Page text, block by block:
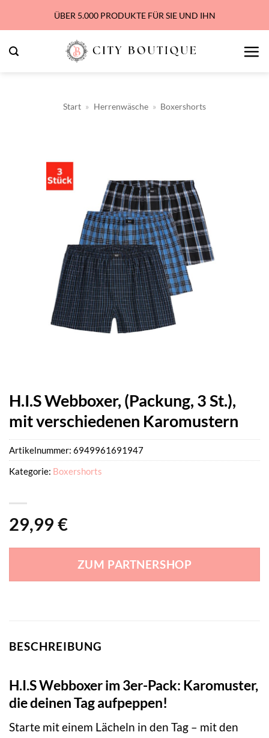
springen
ÜBER 5.000 PRODUKTE FÜR SIE UND IHN
Start » Herrenwäsche » Boxershorts
H.I.S Webboxer, (Packung, 3 St.),
mit verschiedenen Karomustern
29,99 €
ZUM PARTNERSHOP
Artikelnummer: 6949961691947
Kategorie: Boxershorts
BESCHREIBUNG
H.I.S Webboxer im 3er-Pack: Karomuster,
die deinen Tag aufpeppen!
Starte mit einem Lächeln in den Tag – mit den